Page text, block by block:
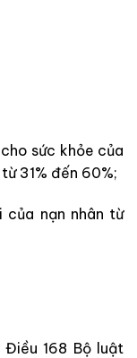
sức khỏe của
31% đến 60%;
của nạn nhân từ
168 Bộ luật